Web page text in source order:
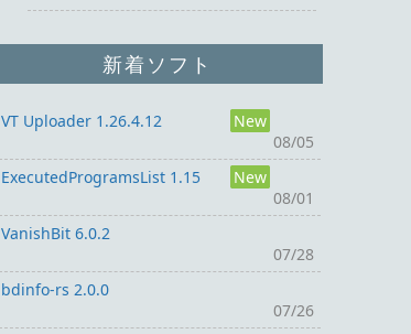
新着ソフト
VT Uploader 1.26.4.12
New
08/05
ExecutedProgramsList 1.15
New
08/01
VanishBit 6.0.2
07/28
bdinfo-rs 2.0.0
07/26